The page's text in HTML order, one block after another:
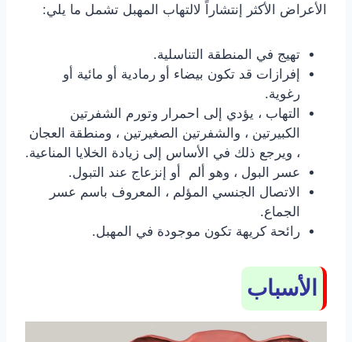
الأعراض الأكثر إنتشاراً لالتهاب المهبل تشمل ما يلي:
تهيج في المنطقة التناسلية.
إفرازات قد تكون بيضاء أو رمادية أو مائية أو
رغوية.
التهاب ، يؤدي إلى احمرار وتورم الشفرتين
الكبيرتين ، والشفرتين الصغيرتين ، ومنطقة العجان
، ويرجع ذلك في الأساس إلى زيادة الخلايا المناعية.
عسر البول ، وهو ألم أو إنزعاج عند التبول.
الاتصال الجنسي المؤلم ، المعروف باسم عسر
الجماع.
رائحة كريهة تكون موجودة في المهبل.
الأسباب